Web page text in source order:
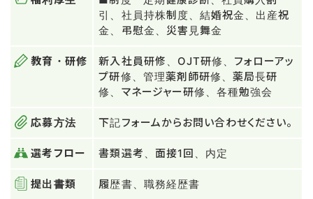
引、社員持株制度、結婚祝金、出産祝
金、弔慰金、災害見舞金
教育・研修
新入社員研修、OJT研修、フォローアッ
プ研修、管理薬剤師研修、薬局長研
修、マネージャー研修、各種勉強会
応募方法 下記フォームからお問い合わせください。
選考フロー 書類選考、面接1回、内定
提出書類 履歴書、職務経歴書